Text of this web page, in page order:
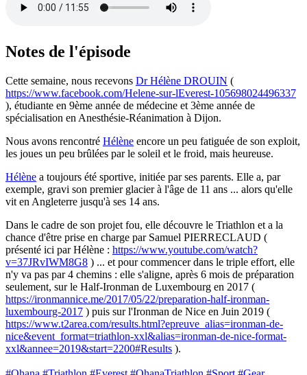
Notes de l'épisode
Cette semaine, nous recevons Dr Hélène DROUIN (
https://www.facebook.com/Helene-sur-lEverest-105698024496337
), étudiante en 9ème année de médecine et 3ème année de
spécialisation en Anesthésie-Réanimation à Dijon.
Nous avons rencontré Hélène encore un peu fatiguée de son exploit,
les joues un peu brûlées par le soleil et le froid, mais heureuse.
Hélène a toujours été sportive, initiée par ses parents. Elle a, par
exemple, gravi son premier glacier à l'âge de 11 ans ... alors qu'elle
vit en Angleterre jusqu'à ses 14 ans.
Dans le cadre de son projet fou, elle découvre le Triathlon et a la
chance d'être prise en charge par Samuel PIERRECLAUD (
présenté ici par Hélène : https://www.youtube.com/watch?
v=37JRvIWM8G8 ) ... et pour commencer dans le triple effort, elle
n'y va pas par 4 chemins : elle s'aligne, après 6 mois de préparation
seulement, sur le Half-Ironman de Luxembourg en 2017 (
https://ironmannice.me/2017/05/22/preparation-half-ironman-
luxembourg-2017 ) puis sur l'Ironman de Nice en Juin 2019 (
https://www.t2area.com/results.html?epreuve_alias=ironman-de-
nice&event_format=triathlon-xxl&alias=ironman-de-nice-format-
xxl&annee=2019&start=2200#Results ).